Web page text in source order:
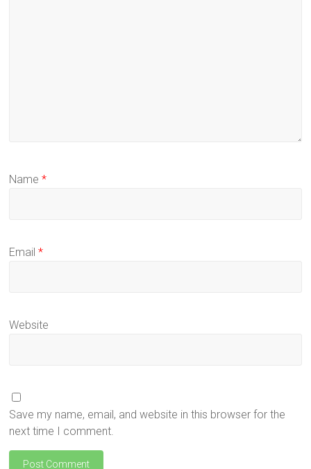
Name*
Email*
Website
Save my name, email, and website in this browser for the
next time I comment.